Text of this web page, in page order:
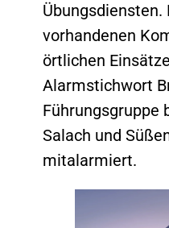
Übungsdiensten.
vorhandenen
örtlichen
Alarmstichwort
Führungsgruppe
Salach und
mitalarmiert.